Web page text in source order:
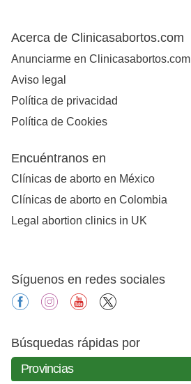
Acerca de Clinicasabortos.com
Anunciarme en Clinicasabortos.com
Aviso legal
Política de privacidad
Política de Cookies
Encuéntranos en
Clínicas de aborto en México
Clínicas de aborto en Colombia
Legal abortion clinics in UK
Síguenos en redes sociales
facebookinstagramyoutube
Búsquedas rápidas por